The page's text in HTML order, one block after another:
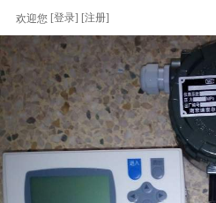
欢迎您 [登录] [注册]